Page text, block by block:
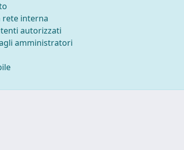
rete interna
autorizzati
amministratori